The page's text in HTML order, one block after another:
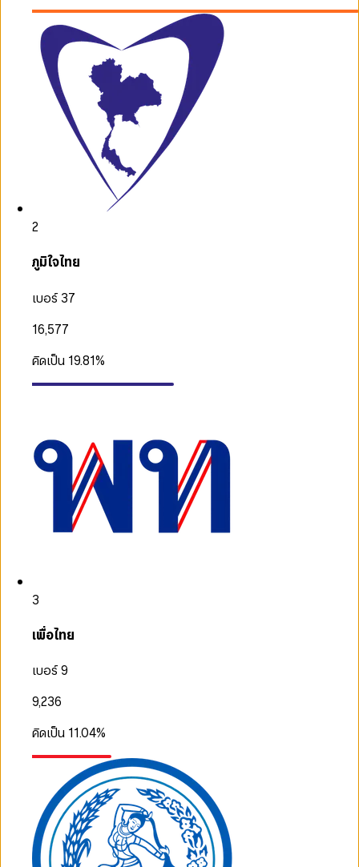
2
ภูมิใจไทย
เบอร์ 37
16,577
คิดเป็น 19.81%
3
เพื่อไทย
เบอร์ 9
9,236
คิดเป็น 11.04%